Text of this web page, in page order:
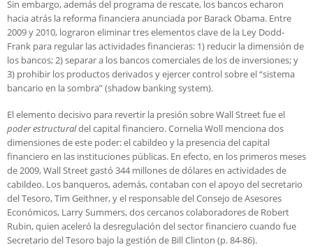
Sin embargo, además del programa de rescate, los bancos echaron
hacia atrás la reforma financiera anunciada por Barack Obama. Entre
2009 y 2010, lograron eliminar tres elementos clave de la Ley Dodd-
Frank para regular las actividades financieras: 1) reducir la dimensión de
los bancos; 2) separar a los bancos comerciales de los de inversiones; y
3) prohibir los productos derivados y ejercer control sobre el “sistema
bancario en la sombra” (shadow banking system).
El elemento decisivo para revertir la presión sobre Wall Street fue el
poder estructuraldel capital financiero. Cornelia Woll menciona dos
dimensiones de este poder: el cabildeo y la presencia del capital
financiero en las instituciones públicas. En efecto, en los primeros meses
de 2009, Wall Street gastó 344 millones de dólares en actividades de
cabildeo. Los banqueros, además, contaban con el apoyo del secretario
del Tesoro, Tim Geithner, y el responsable del Consejo de Asesores
Económicos, Larry Summers, dos cercanos colaboradores de Robert
Rubin, quien aceleró la desregulación del sector financiero cuando fue
Secretario del Tesoro bajo la gestión de Bill Clinton (p. 84-86).